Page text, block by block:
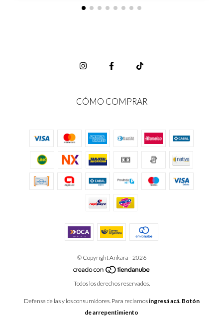
CÓMO COMPRAR
© Copyright Ankara - 2026
Todos los derechos reservados.
Defensa de las y los consumidores. Para reclamosingresá acá. Botón
de arrepentimiento